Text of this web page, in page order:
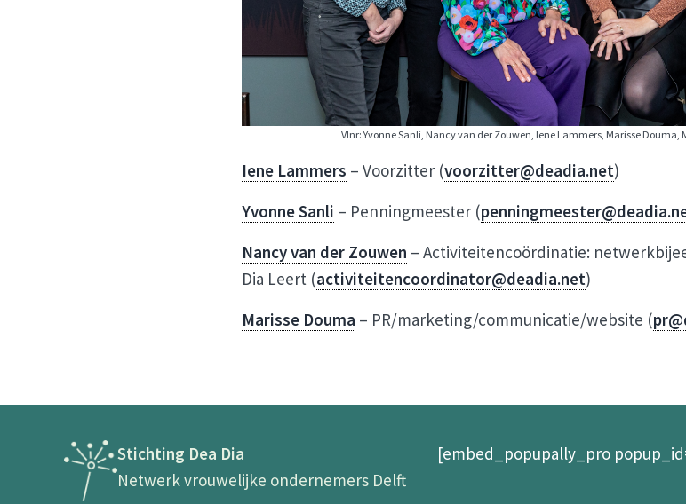
Vlnr: Yvonne Sanli, Nancy van der Zouwen, Iene Lammers, Marisse
Iene Lammers – Voorzitter (voorzitter@deadia.net)
Yvonne Sanli – Penningmeester (
Nancy van der Zouwen – Activiteitencoördinatie:
Dia Leert (activiteitencoordinator@deadia.net)
Marisse Douma – PR/marketing/communicatie/website (
Stichting Dea Dia
Netwerk vrouwelijke ondernemers Delft
[embed_popupally_pro